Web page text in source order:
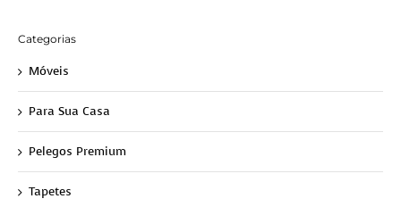
Categorias
Móveis
Para Sua Casa
Pelegos Premium
Tapetes